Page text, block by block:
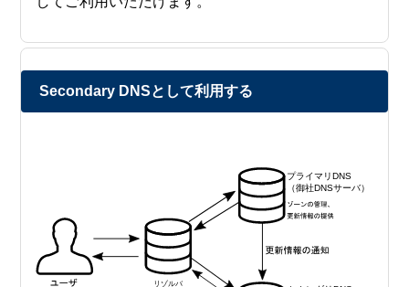
Secondary DNSとして利用する